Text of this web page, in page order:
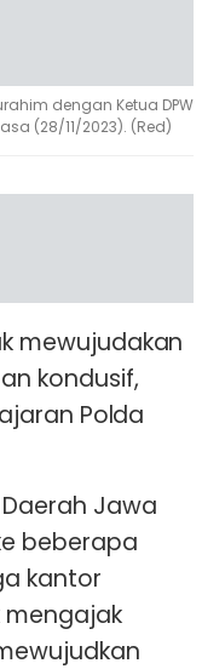
dengan Ketua DPW
(28/11/2023). (Red)
mewujudakan
kondusif,
Polda
Jawa
beberapa
kantor
mengajak